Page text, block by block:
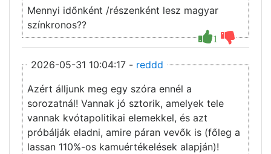
1
Mennyi időnként /részenként lesz magyar
színkronos??
2026-05-31 10:04:17 - reddd
Azért álljunk meg egy szóra ennél a
sorozatnál! Vannak jó sztorik, amelyek tele
vannak kvótapolitikai elemekkel, és azt
próbálják eladni, amire páran vevők is (főleg a
lassan 110%-os kamuértékelések alapján)!